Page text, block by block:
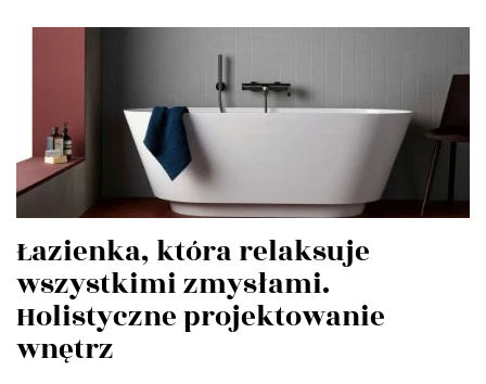
Łazienka, która relaksuje
wszystkimi zmysłami.
Holistyczne projektowanie
wnętrz